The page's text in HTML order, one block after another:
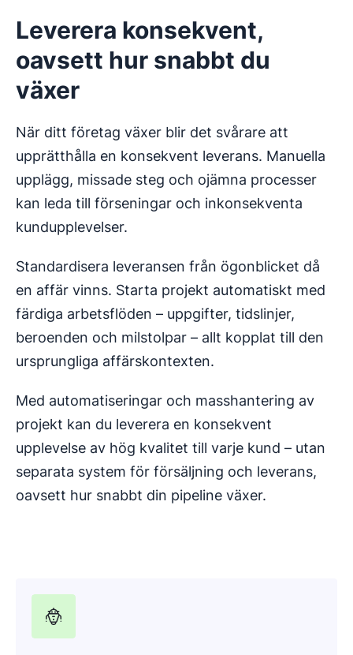
Leverera konsekvent,
oavsett hur snabbt du
växer
När ditt företag växer blir det svårare att
upprätthålla en konsekvent leverans. Manuella
upplägg, missade steg och ojämna processer
kan leda till förseningar och inkonsekventa
kundupplevelser.
Standardisera leveransen från ögonblicket då
en affär vinns. Starta projekt automatiskt med
färdiga arbetsflöden – uppgifter, tidslinjer,
beroenden och milstolpar – allt kopplat till den
ursprungliga affärskontexten.
Med automatiseringar och masshantering av
projekt kan du leverera en konsekvent
upplevelse av hög kvalitet till varje kund – utan
separata system för försäljning och leverans,
oavsett hur snabbt din pipeline växer.